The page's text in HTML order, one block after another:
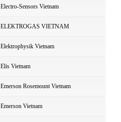
Electro-Sensors Vietnam
ELEKTROGAS VIETNAM
Elektrophysik Vietnam
Elis Vietnam
Emerson Rosemount Vietnam
Emerson Vietnam